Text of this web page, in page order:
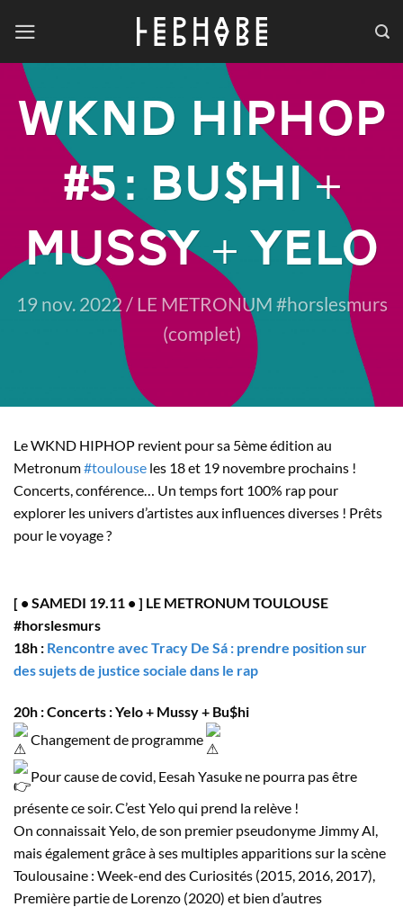
WKND HIPHOP
#5 : BU$HI +
MUSSY + YELO
19 nov. 2022 / LE METRONUM #horslesmurs
(complet)
Le WKND HIPHOP revient pour sa 5ème édition au
Metronum#toulouse les 18 et 19 novembre prochains !
Concerts, conférence… Un temps fort 100% rap pour
explorer les univers d’artistes aux influences diverses ! Prêts
pour le voyage ?
[ • SAMEDI 19.11 • ] LE METRONUM TOULOUSE
#horslesmurs
18h : Rencontre avec Tracy De Sá : prendre position sur
des sujets de justice sociale dans le rap
20h : Concerts : Yelo + Mussy + Bu$hi
Changement de programme
Pour cause de covid, Eesah Yasuke ne pourra pas être
présente ce soir. C’est Yelo qui prend la relève !
On connaissait Yelo, de son premier pseudonyme Jimmy Al,
mais également grâce à ses multiples apparitions sur la scène
Toulousaine : Week-end des Curiosités (2015, 2016, 2017),
Première partie de Lorenzo (2020) et bien d’autres